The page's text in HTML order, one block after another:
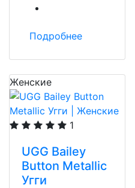
Подробнее
Женские
1
UGG Bailey
Button Metallic
Угги